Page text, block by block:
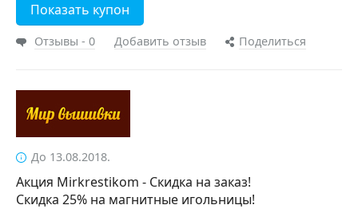
Показать купон
Отзывы - 0 Добавить отзыв Поделиться
До 13.08.2018.
Акция Mirkrestikom - Скидка на заказ!
Скидка 25% на магнитные игольницы!